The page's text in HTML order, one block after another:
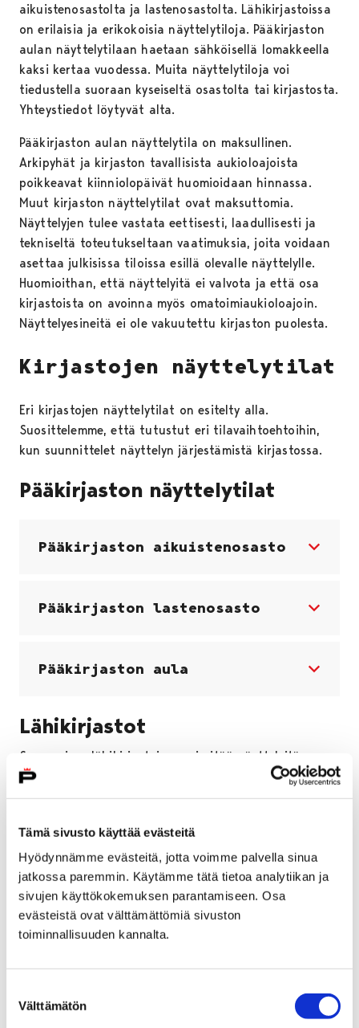
Tämä sivusto käyttää evästeitä
Hyödynnämme evästeitä, jotta voimme palvella sinua
jatkossa paremmin. Käytämme tätä tietoa analytiikan ja
sivujen käyttökokemuksen parantamiseen. Osa
evästeistä ovat välttämättömiä sivuston
toiminnallisuuden kannalta.
valinta
Välttämätön
aikuistenosastolta ja lastenosastolta. Lähikirjastoissa
on erilaisia ja erikokoisia näyttelytiloja. Pääkirjaston
aulan näyttelytilaan haetaan sähköisellä lomakkeella
kaksi kertaa vuodessa. Muita näyttelytiloja voi
tiedustella suoraan kyseiseltä osastolta tai kirjastosta.
Yhteystiedot löytyvät alta.
Pääkirjaston aulan näyttelytila on maksullinen.
Arkipyhät ja kirjaston tavallisista aukioloajoista
poikkeavat kiinniolopäivät huomioidaan hinnassa.
Muut kirjaston näyttelytilat ovat maksuttomia.
Näyttelyjen tulee vastata eettisesti, laadullisesti ja
tekniseltä toteutukseltaan vaatimuksia, joita voidaan
asettaa julkisissa tiloissa esillä olevalle näyttelylle.
Huomioithan, että näyttelyitä ei valvota ja että osa
kirjastoista on avoinna myös omatoimiaukioloajoin.
Näyttelyesineitä ei ole vakuutettu kirjaston puolesta.
Kirjastojen näyttelytilat
Eri kirjastojen näyttelytilat on esitelty alla.
Suosittelemme, että tutustut eri tilavaihtoehtoihin,
kun suunnittelet näyttelyn järjestämistä kirjastossa.
Pääkirjaston näyttelytilat
Pääkirjaston aikuistenosasto
Pääkirjaston lastenosasto
Pääkirjaston aula
Lähikirjastot
Seuraavissa lähikirjastoissa voi pitää näyttelyitä.
Tiedustelut suoraan lähikirjastoista.
Lavian kirjasto
Nakkilan kirjasto
Pihlavan kirjasto